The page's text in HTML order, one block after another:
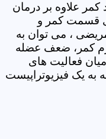
کمر علاوه بر درمان
قسمت کمر و
، می توان به
کمر، ضعف عضله
فعالیت های
به یک فیزیوتراپیست